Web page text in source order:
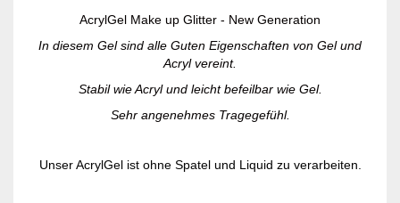
AcrylGel Make up Glitter - New Generation
In diesem Gel sind alle Guten Eigenschaften von Gel und
Acryl vereint.
Stabil wie Acryl und leicht befeilbar wie Gel.
Sehr angenehmes Tragegefühl.
Unser AcrylGel ist ohne Spatel und Liquid zu verarbeiten.